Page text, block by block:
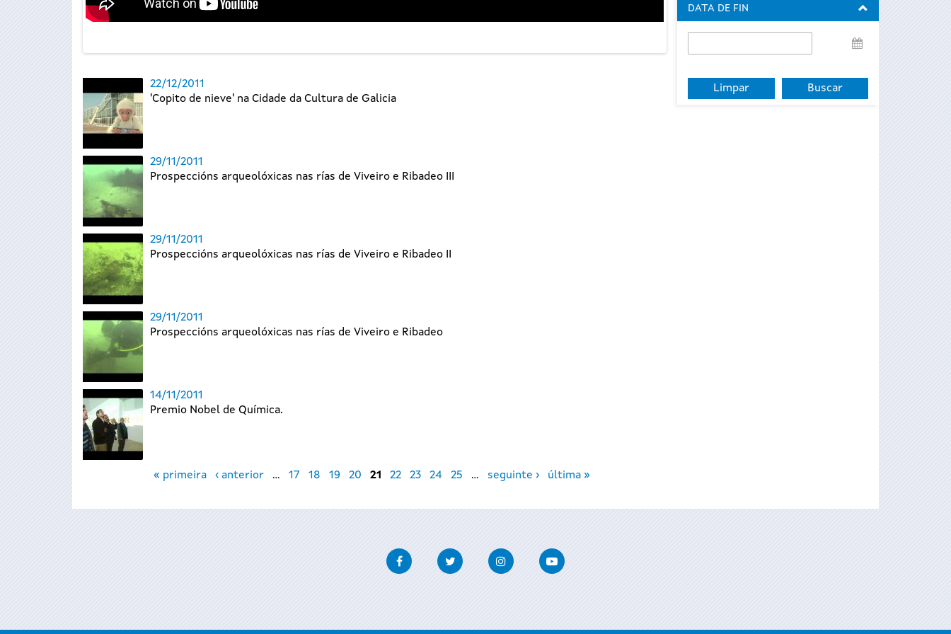
22/12/2011
'Copito de nieve' na Cidade da Cultura de Galicia
29/11/2011
Prospeccións arqueolóxicas nas rías de Viveiro e Ribadeo III
29/11/2011
Prospeccións arqueolóxicas nas rías de Viveiro e Ribadeo II
29/11/2011
Prospeccións arqueolóxicas nas rías de Viveiro e Ribadeo
14/11/2011
Premio Nobel de Química.
« primeira ‹ anterior … 17 18 19 20 21 22 23 24 25 … seguinte › última »
DATA DE FIN
de
FacebookTwitter InstagramYoutube